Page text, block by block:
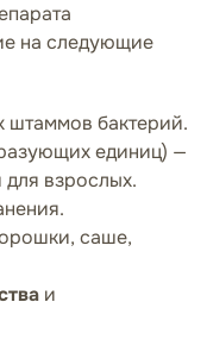
на следующие
штаммов бактерий.
единиц) —
для взрослых.
саше,
и